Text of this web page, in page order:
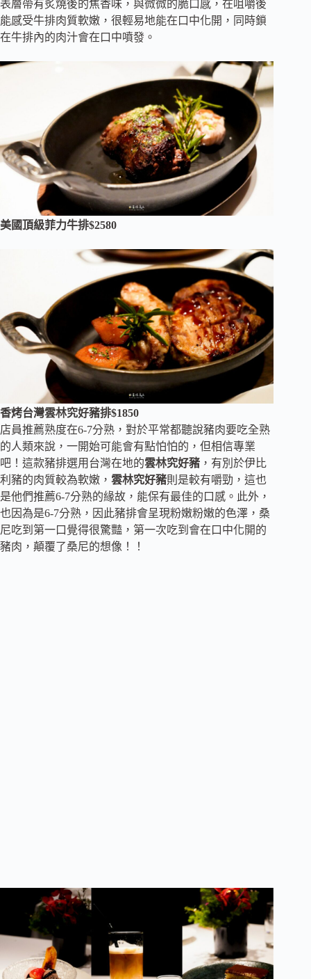
表層帶有炙燒後的焦香味，與微微的脆口感，在咀嚼後
能感受牛排肉質軟嫩，很輕易地能在口中化開，同時鎖
在牛排內的肉汁會在口中噴發。
美國頂級菲力牛排$2580
香烤台灣雲林究好豬排$1850
店員推薦熟度在6-7分熟，對於平常都聽說豬肉要吃全熟
的人類來說，一開始可能會有點怕怕的，但相信專業
吧！這款豬排選用台灣在地的雲林究好豬 ，有別於伊比
利豬的肉質較為軟嫩， 雲林究好豬則是較有嚼勁，這也
是他們推薦6-7分熟的緣故，能保有最佳的口感。此外，
也因為是6-7分熟，因此豬排會呈現粉嫩粉嫩的色澤，桑
尼吃到第一口覺得很驚豔，第一次吃到會在口中化開的
豬肉，顛覆了桑尼的想像！！